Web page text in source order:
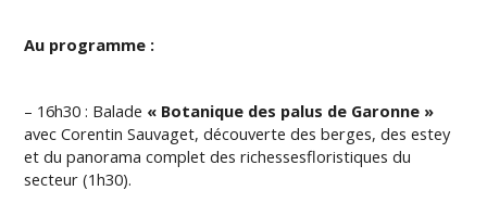
Au programme :
– 16h30 : Balade « Botanique des palus de Garonne »
avec Corentin Sauvaget, découverte des berges, des estey
et du panorama complet des richessesfloristiques du
secteur (1h30).